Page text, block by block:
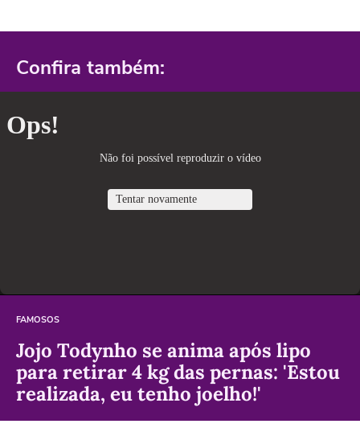
Confira também:
FAMOSOS
Jojo Todynho se anima após lipo
para retirar 4 kg das pernas: 'Estou
realizada, eu tenho joelho!'